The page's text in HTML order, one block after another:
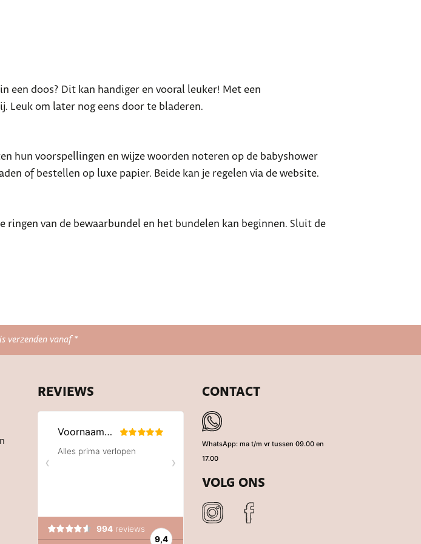
een doos? Dit kan handiger en vooral leuker! Met een
Leuk om later nog eens door te bladeren.
hun voorspellingen en wijze woorden noteren op de babyshower
of bestellen op luxe papier. Beide kan je regelen via de website.
van de bewaarbundel en het bundelen kan beginnen. Sluit de
verzenden vanaf *
REVIEWS CONTACT
WhatsApp: ma t/m vr tussen 09.00 en
17.00
VOLG ONS